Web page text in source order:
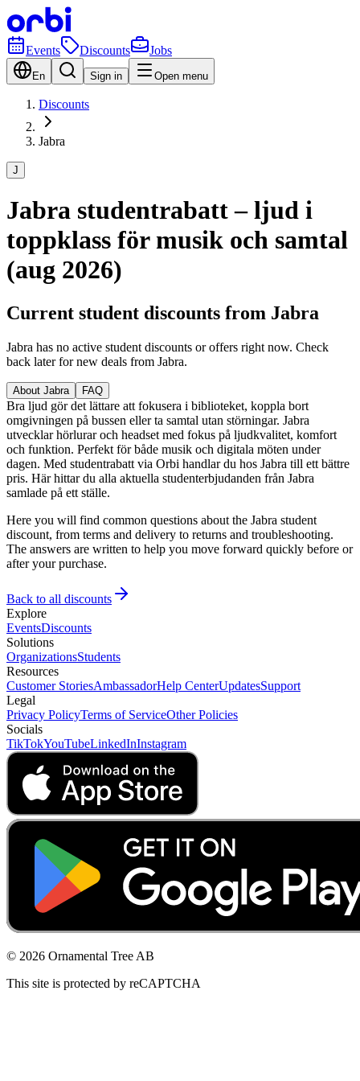
Events Discounts Jobs
En Sign in Open menu
Discounts
Jabra
J
Jabra studentrabatt – ljud i
toppklass för musik och samtal
(aug 2026)
Current student discounts from Jabra
Jabra has no active student discounts or offers right now. Check
back later for new deals from Jabra.
About Jabra FAQ
Bra ljud gör det lättare att fokusera i biblioteket, koppla bort
omgivningen på bussen eller ta samtal utan störningar. Jabra
utvecklar hörlurar och headset med fokus på ljudkvalitet, komfort
och funktion. Perfekt för både musik och digitala möten under
dagen. Med studentrabatt via Orbi handlar du hos Jabra till ett bättre
pris. Här hittar du alla aktuella studenterbjudanden från Jabra
samlade på ett ställe.
Here you will find common questions about the Jabra student
discount, from terms and delivery to returns and troubleshooting.
The answers are written to help you move forward quickly before or
after your purchase.
Back to all discounts
Explore
EventsDiscounts
Solutions
OrganizationsStudents
Resources
Customer StoriesAmbassadorHelp CenterUpdatesSupport
Legal
Privacy PolicyTerms of ServiceOther Policies
Socials
TikTokYouTubeLinkedInInstagram
© 2026 Ornamental Tree AB
This site is protected by reCAPTCHA